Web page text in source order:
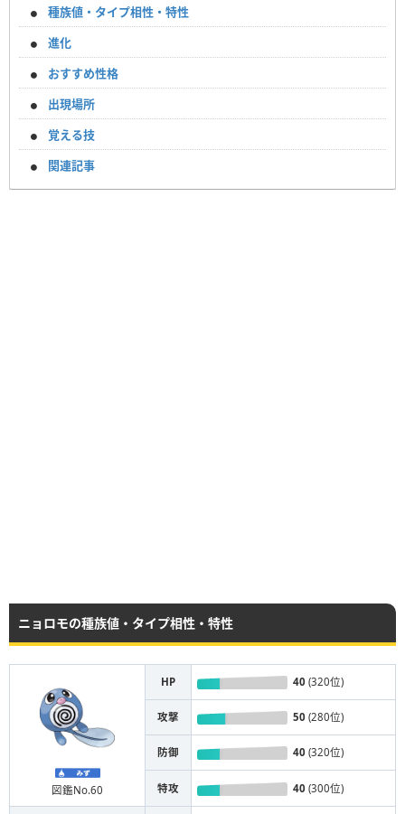
種族値・タイプ相性・特性
進化
おすすめ性格
出現場所
覚える技
関連記事
ニョロモの種族値・タイプ相性・特性
図鑑No.60
HP 40 (320位)
攻撃 50 (280位)
防御 40 (320位)
特攻 40 (300位)